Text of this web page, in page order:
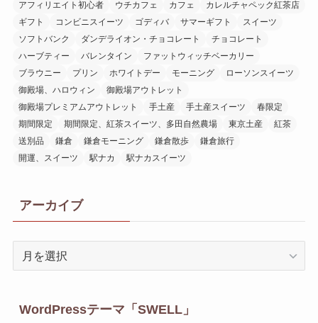
アフィリエイト初心者
ウチカフェ カフェ
カレルチャペック紅茶店
ギフト
コンビニスイーツ ゴディバ サマーギフト
スイーツ
ソフトバンク
ダンデライオン・チョコレート
チョコレート
ハーブティー
バレンタイン
ファットウィッチベーカリー
ブラウニー
プリン ホワイトデー モーニング
ローソンスイーツ
御殿場、ハロウィン
御殿場アウトレット
御殿場プレミアムアウトレット
手土産 手土産スイーツ
春限定
期間限定
期間限定、紅茶スイーツ、多田自然農場 東京土産
紅茶
送別品
鎌倉 鎌倉モーニング 鎌倉散歩
鎌倉旅行
開運、スイーツ
駅ナカ 駅ナカスイーツ
アーカイブ
WordPressテーマ「SWELL」